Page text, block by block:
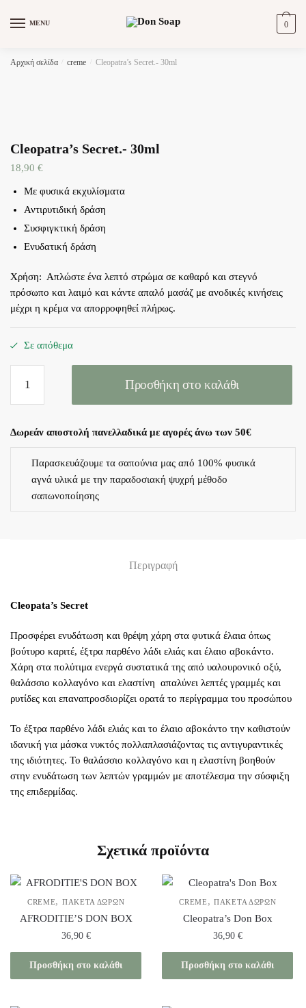
MENU 0
Αρχική σελίδα creme Cleopatra’s Secret.- 30ml
Cleopatra’s Secret.- 30ml
18,90 €
Με φυσικά εκχυλίσματα
Αντιρυτιδική δράση
Συσφιγκτική δράση
Ενυδατική δράση
Χρήση: Απλώστε ένα λεπτό στρώμα σε καθαρό και στεγνό
πρόσωπο και λαιμό και κάντε απαλό μασάζ με ανοδικές κινήσεις
μέχρι η κρέμα να απορροφηθεί πλήρως.
Σε απόθεμα
Secret.-
30ml
Προσθήκη στο καλάθι
Δωρεάν αποστολή πανελλαδικά με αγορές άνω των 50€
Παρασκευάζουμε τα σαπούνια μας από 100% φυσικά
αγνά υλικά με την παραδοσιακή ψυχρή μέθοδο
σαπωνοποίησης
Περιγραφή
Cleopata’s Secret
Προσφέρει ενυδάτωση και θρέψη χάρη στα φυτικά έλαια όπως
βούτυρο καριτέ, έξτρα παρθένο λάδι ελιάς και έλαιο αβοκάντο.
Χάρη στα πολύτιμα ενεργά συστατικά της από υαλουρονικό οξύ,
θαλάσσιο κολλαγόνο και ελαστίνη απαλύνει λεπτές γραμμές και
ρυτίδες και επαναπροσδιορίζει ορατά το περίγραμμα του προσώπου
Το έξτρα παρθένο λάδι ελιάς και το έλαιο αβοκάντο την καθιστούν
ιδανική για μάσκα νυκτός πολλαπλασιάζοντας τις αντιγυραντικές
της ιδιότητες. Το θαλάσσιο κολλαγόνο και η ελαστίνη βοηθούν
στην ενυδάτωση των λεπτών γραμμών με αποτέλεσμα την σύσφιξη
της επιδερμίδας.
Σχετικά προϊόντα
CREME, ΠΑΚΈΤΑ ΔΏΡΩΝ
AFRODITIE’S DON BOX
36,90 €
Προσθήκη στο καλάθι
CREME ,ΠΑΚΈΤΑ ΔΏΡΩΝ
Cleopatra’s Don Box
36,90 €
Προσθήκη στο καλάθι